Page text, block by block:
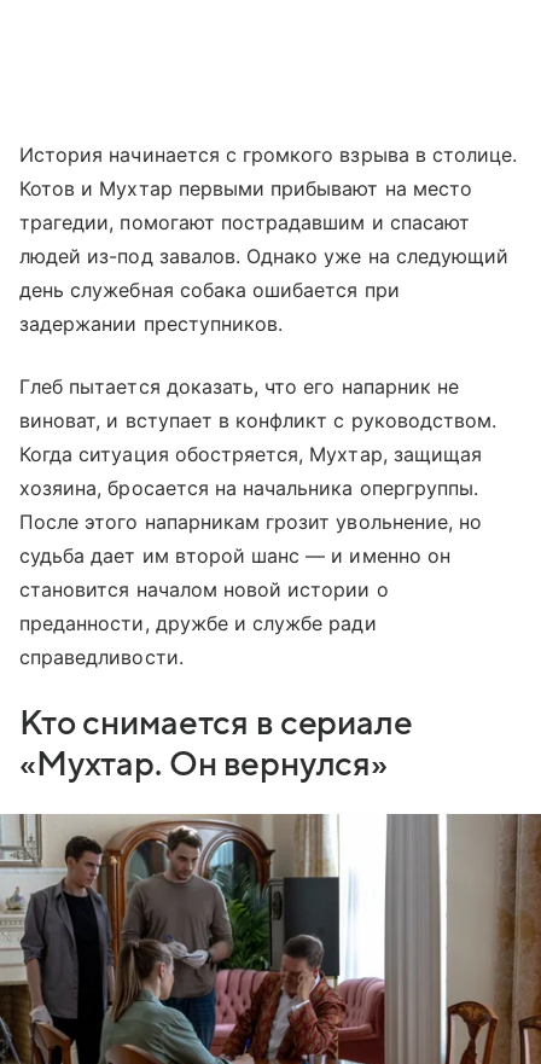
История начинается с громкого взрыва в столице.
Котов и Мухтар первыми прибывают на место
трагедии, помогают пострадавшим и спасают
людей из-под завалов. Однако уже на следующий
день служебная собака ошибается при
задержании преступников.
Глеб пытается доказать, что его напарник не
виноват, и вступает в конфликт с руководством.
Когда ситуация обостряется, Мухтар, защищая
хозяина, бросается на начальника опергруппы.
После этого напарникам грозит увольнение, но
судьба дает им второй шанс — и именно он
становится началом новой истории о
преданности, дружбе и службе ради
справедливости.
Кто снимается в сериале
«Мухтар. Он вернулся»